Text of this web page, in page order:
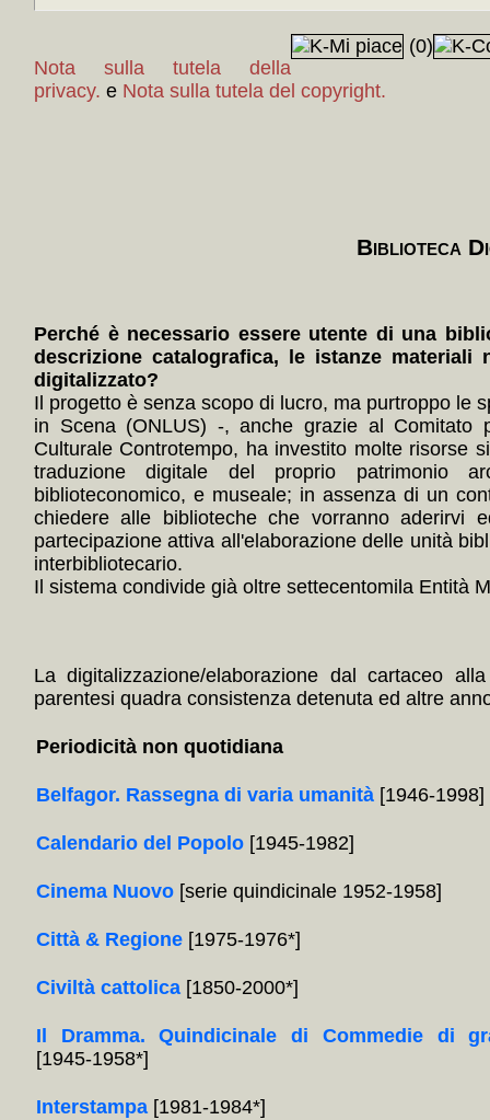
(0)
Nota sulla tutela della
privacy. e Nota sulla tutela del copyright.
Biblioteca
Perché è necessario essere utente di una
descrizione catalografica, le istanze
digitalizzato?
Il progetto è senza scopo di lucro, ma purtroppo le
in Scena (ONLUS) -, anche grazie al Comitato
Culturale Controtempo, ha investito molte risorse
traduzione digitale del proprio patrimonio
biblioteconomico, e museale; in assenza di un
chiedere alle biblioteche che vorranno aderirvi
partecipazione attiva all'elaborazione delle unità
interbibliotecario.
Il sistema condivide già oltre settecentomila Entità
La digitalizzazione/elaborazione dal cartaceo
parentesi quadra consistenza detenuta ed altre
Periodicità non quotidiana
Belfagor. Rassegna di varia umanità [1946-1998]
Calendario del Popolo [1945-1982]
Cinema Nuovo [serie quindicinale 1952-1958]
Città & Regione [1975-1976*]
Civiltà cattolica [1850-2000*]
Il Dramma. Quindicinale di Commedie di
[1945-1958*]
Interstampa [1981-1984*]